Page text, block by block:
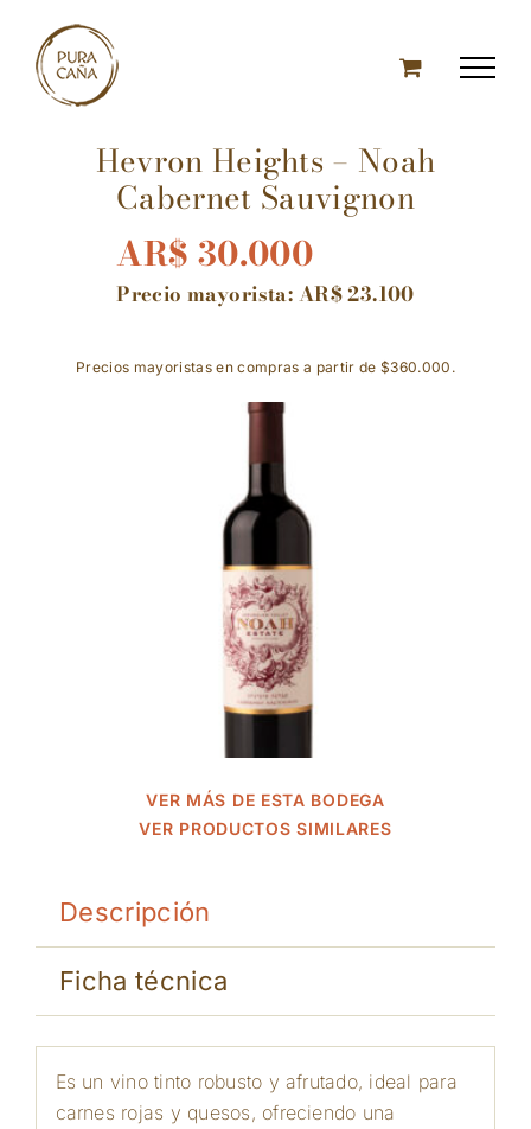
content
Hevron Heights – Noah
Cabernet Sauvignon
AR$ 30.000
Precio mayorista:AR$23.100
Precios mayoristas en compras a partir de $360.000.
VER MÁS DE ESTA BODEGA
VER PRODUCTOS SIMILARES
Descripción
Ficha técnica
Es un vino tinto robusto y afrutado, ideal para
carnes rojas y quesos, ofreciendo una